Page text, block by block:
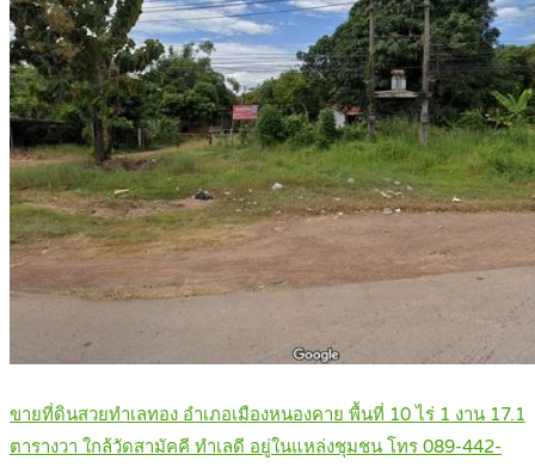
ขายที่ดินสวยทำเลทอง อำเภอเมืองหนองคาย พื้นที่ 10 ไร่ 1 งาน 17.1
ตารางวา ใกล้วัดสามัคคี ทำเลดี อยู่ในแหล่งชุมชน โทร 089-442-